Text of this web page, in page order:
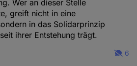
Wer an dieser Stelle
greift nicht in eine
in das Solidarprinzip
ihrer Entstehung trägt.
6